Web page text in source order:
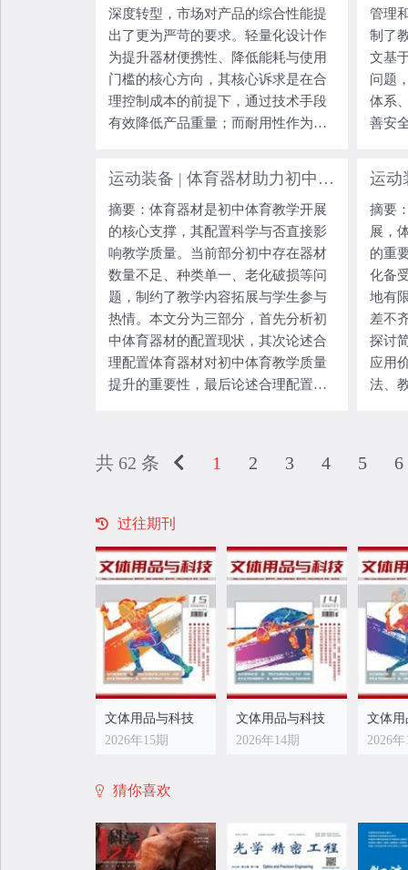
深度转型，市场对产品的综合性能提
出了更为严苛的要求。轻量化设计作
为提升器材便携性、降低能耗与使用
门槛的核心方向，其核心诉求是在合
理控制成本的前提下，通过技术手段
有效降低产品重量；而耐用性作为健
使用安全性、使用寿命与用户体验，
要求产品在长期交变载荷、环境侵蚀
及频繁操作等工况下，保持稳定的结
构强度与功能可靠性。二者看似存
在“减重可能削弱强度”“强化耐用性可
能增加重量”的固有制约关系，成为行
业产品升级过程中亟待破解的核心矛
盾。对此，本文对机械工程技术在健
身器材轻量化与耐用性设计中的应用
研究进行分析。
管理
制了
文基
问题
体系
善安
质量
运动装备 | 体育器材助力初中体育教学质量提升的路径研究
摘要：体育器材是初中体育教学开展
的核心支撑，其配置科学与否直接影
响教学质量。当前部分初中存在器材
数量不足、种类单一、老化破损等问
题，制约了教学内容拓展与学生参与
热情。本文分为三部分，首先分析初
中体育器材的配置现状，其次论述合
理配置体育器材对初中体育教学质量
提升的重要性，最后论述合理配置体
用，并提出切实可行的配置思路，为
摘要
展，
的重
化备
地有
差不
探讨
应用
法、
手感
趣，
质量
资源
可为
参考
改革
共 62 条 1 2 3 4 5 6
过往期刊
文体用品与科技
2026年15期
文体用品与科技
2026年14期
文体
2026年
猜你喜欢